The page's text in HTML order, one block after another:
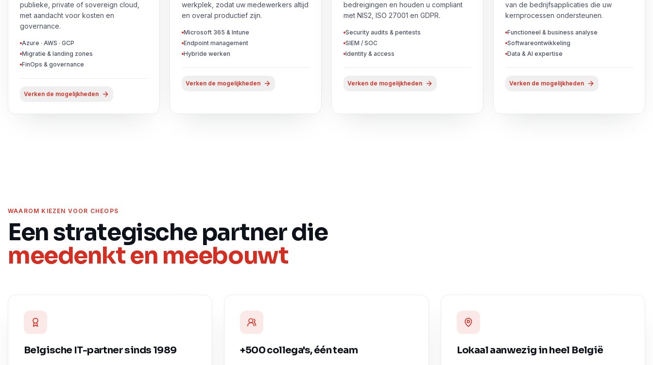
publieke, private of sovereign cloud,
met aandacht voor kosten en
governance.
Azure · AWS · GCP
Migratie & landing zones
FinOps & governance
Verken de mogelijkheden
werkplek, zodat uw medewerkers altijd
en overal productief zijn.
Microsoft 365 & Intune
Endpoint management
Hybride werken
Verken de mogelijkheden
bedreigingen en houden u compliant
met NIS2, ISO 27001 en GDPR.
Security audits & pentests
SIEM / SOC
Identity & access
Verken de mogelijkheden
van de bedrijfsapplicaties die uw
kernprocessen ondersteunen.
Functioneel & business analyse
Softwareontwikkeling
Data & AI expertise
Verken de mogelijkheden
WAAROM KIEZEN VOOR CHEOPS
Een strategische partner die
meedenkt en meebouwt
Belgische IT-partner sinds 1989 +500 collega's, één team Lokaal aanwezig in heel België